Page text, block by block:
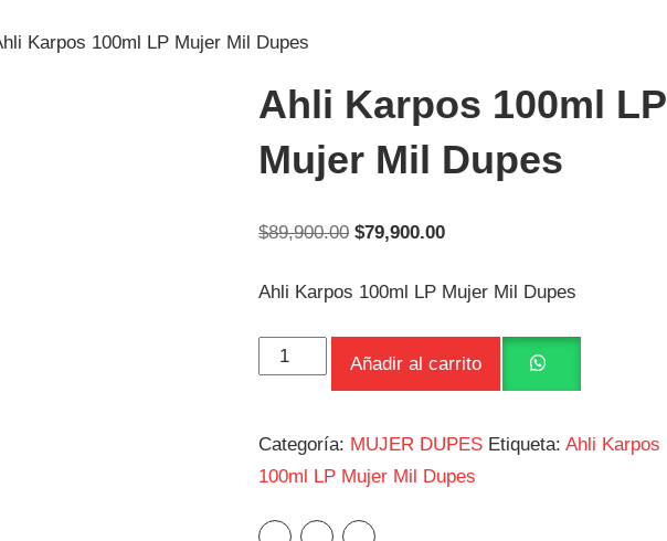
Karpos 100ml LP Mujer Mil Dupes
Ahli Karpos 100ml LP
Mujer Mil Dupes
$89,900.00 $79,900.00
Ahli Karpos 100ml LP Mujer Mil Dupes
Añadir al carrito
Categoría: MUJER DUPES Etiqueta:Ahli Karpos
100ml LP Mujer Mil Dupes